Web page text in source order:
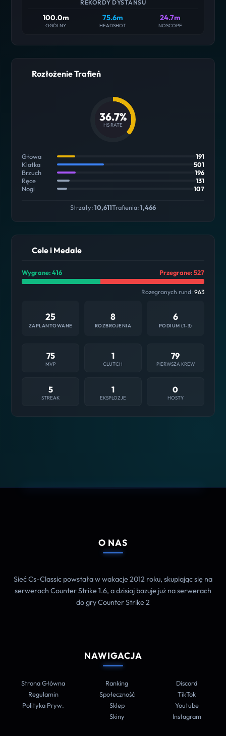
REKORDY DYSTANSU
100.0m
OGÓLNY
75.6m
HEADSHOT
24.7m
NOSCOPE
Rozłożenie Trafień
36.7%
HS RATE
Głowa
191
Klatka
501
Brzuch
196
Ręce
131
Nogi
107
Strzały:10,611Trafienia:1,466
Cele i Medale
Wygrane: 416 Przegrane: 527
Rozegranych rund: 963
25
ZAPLANTOWANE
8
ROZBROJENIA
6
PODIUM (1-3)
75
MVP
1
CLUTCH
79
PIERWSZA KREW
5
STREAK
1
EKSPLOZJE
0
HOSTY
O NAS
Sieć Cs-Classic powstała w wakacje 2012 roku, skupiając się na
serwerach Counter Strike 1.6, a dzisiaj bazuje już na serwerach
do gry Counter Strike 2
NAWIGACJA
Strona Główna
Regulamin
Polityka Pryw.
Ranking
Społeczność
Sklep
Skiny
Discord
TikTok
Youtube
Instagram